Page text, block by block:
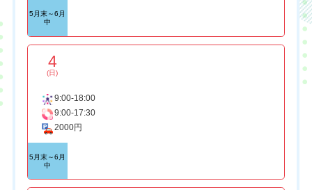
5月末～6月
中
4
(日)
9:00-18:00
9:00-17:30
2000円
5月末～6月
中